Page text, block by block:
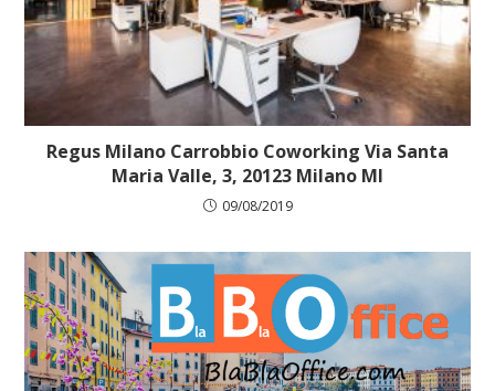
Regus Milano Carrobbio Coworking Via Santa
Maria Valle, 3, 20123 Milano MI
09/08/2019